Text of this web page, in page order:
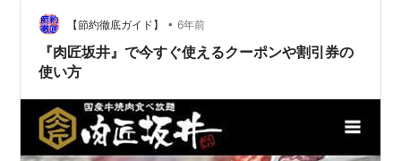
日祝： 11:30～23:00 定休日： 年中無休 店内の雰囲気 店
内は非常にキレイで清潔感があります。私が通された席
はコロナ対策と関係なく、そもそも隣の席と間仕切りが
ある、…
【節約徹底ガイド】 • 6年前
『肉匠坂井』で今すぐ使えるクーポンや割引券の
使い方